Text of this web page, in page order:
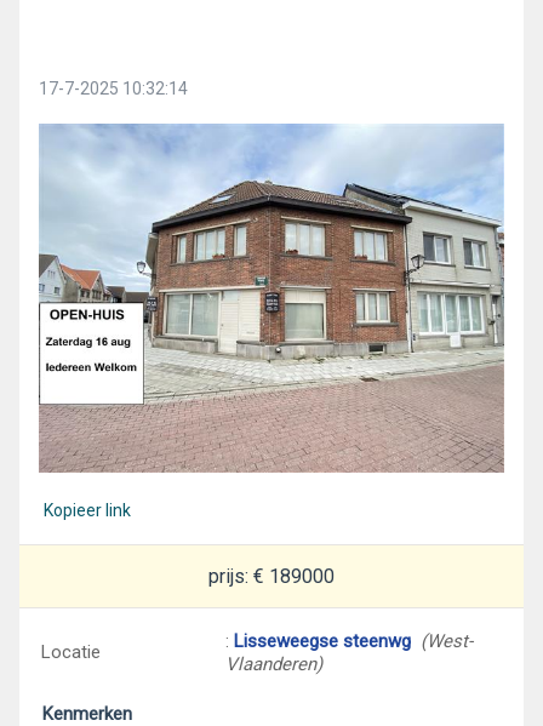
17-7-2025 10:32:14
Kopieer link
prijs: € 189000
Locatie : Lisseweegse steenwg (West-
Vlaanderen)
Kenmerken